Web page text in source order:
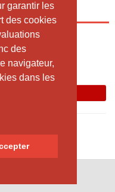
garantir les
des cookies
des
navigateur,
dans les
garantir les
des cookies
des
navigateur,
dans les